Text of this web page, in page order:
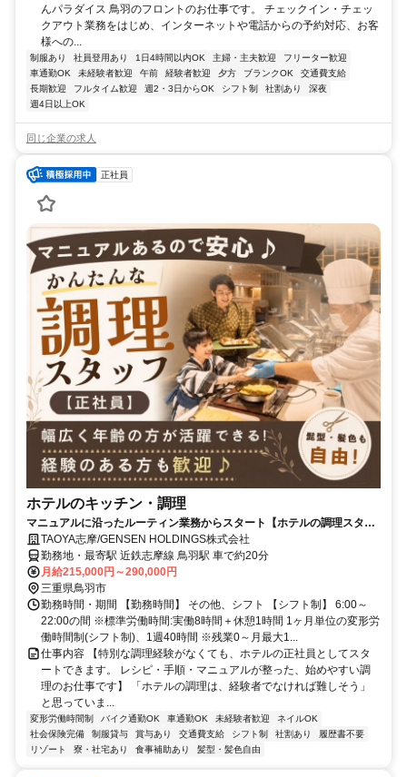
んパラダイス 鳥羽のフロントのお仕事です。 チェックイン・チェッ
クアウト業務をはじめ、インターネットや電話からの予約対応、お客
様への...
制服あり 社員登用あり 1日4時間以内OK 主婦・主夫歓迎
フリーター歓迎
車通勤OK
未経験者歓迎 午前 経験者歓迎 夕方 ブランクOK
交通費支給
長期歓迎
フルタイム歓迎 週2・3日からOK シフト制 社割あり
深夜
週4日以上OK
同じ企業の求人
正社員
ホテルのキッチン・調理
マニュアルに沿ったルーティン業務からスタート【ホテルの調理スタッ
フ】未経験から安定の正社員へ
TAOYA志摩/GENSEN HOLDINGS株式会社
勤務地・最寄駅 近鉄志摩線 鳥羽駅 車で約20分
月給215,000円～290,000円
三重県鳥羽市
勤務時間・期間 【勤務時間】 その他、シフト 【シフト制】 6:00～
22:00の間 ※標準労働時間:実働8時間＋休憩1時間 1ヶ月単位の変形労
働時間制(シフト制)、1週40時間 ※残業0～月最大1...
仕事内容 【特別な調理経験がなくても、ホテルの正社員としてスタ
ートできます。 レシピ・手順・マニュアルが整った、始めやすい調
理のお仕事です】 「ホテルの調理は、経験者でなければ難しそう」
と思っていま...
変形労働時間制 バイク通勤OK 車通勤OK 未経験者歓迎
ネイルOK
社会保険完備
制服貸与 賞与あり 交通費支給 シフト制 社割あり
履歴書不要
リゾート
寮・社宅あり 食事補助あり 髪型・髪色自由